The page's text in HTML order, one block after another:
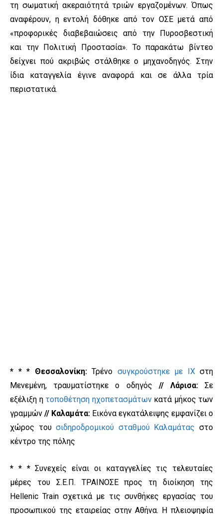
τη σωματική ακεραιότητά τριών εργαζομένων. Όπως
αναφέρουν, η εντολή δόθηκε από τον ΟΣΕ μετά από
«προφορικές διαβεβαιώσεις από την Πυροσβεστική
και την Πολιτική Προστασία». Το παρακάτω βίντεο
δείχνει πού ακριβώς στάλθηκε ο μηχανοδηγός. Στην
ίδια καταγγελία έγινε αναφορά και σε άλλα τρία
περιστατικά.
* * * Θεσσαλονίκη:Τρένο συγκρούστηκε με ΙΧστη
Μενεμένη, τραυματίστηκε ο οδηγός // Λάρισα:Σε
εξέλιξη η τοποθέτηση ηχοπετασμάτωνκατά μήκος των
γραμμών // Καλαμάτα: Εικόνα εγκατάλειψης εμφανίζει ο
χώρος τουσιδηροδρομικού σταθμού Καλαμάτας στο
κέντρο της πόλης
* * *Συνεχείς είναι οι καταγγελίες τις τελευταίες
μέρες του Σ.Ε.Π. ΤΡΑΙΝΟΣΕ προς τη διοίκηση της
Hellenic Train σχετικά με τις συνθήκες εργασίας του
προσωπικού της εταιρείας στην Αθήνα. Η πλειοψηφία